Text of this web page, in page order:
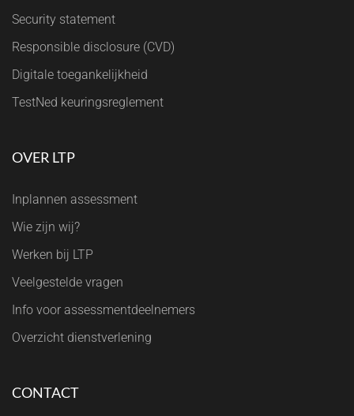
Security statement
Responsible disclosure (CVD)
Digitale toegankelijkheid
TestNed keuringsreglement
OVER LTP
Inplannen assessment
Wie zijn wij?
Werken bij LTP
Veelgestelde vragen
Info voor assessmentdeelnemers
Overzicht dienstverlening
CONTACT